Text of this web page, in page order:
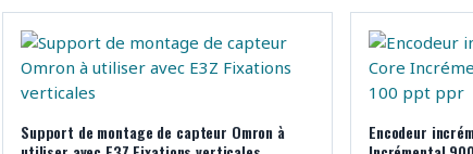
Support de montage de capteur Omron à
Encodeur